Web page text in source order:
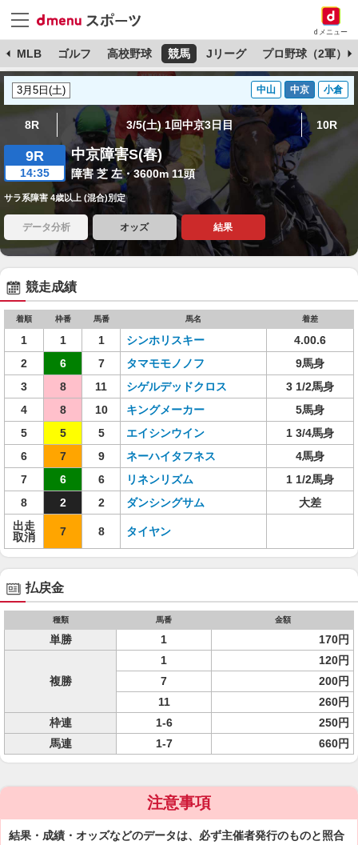
dメニュー
MLB ゴルフ 高校野球 競馬 Jリーグ プロ野球（2軍）
中山 中京 小倉
8R 3/5(土) 1回中京3日目 10R
9R
14:35
中京障害S(春)
障害 芝 左・3600m 11頭
サラ系障害 4歳以上 (混合)別定
データ分析 オッズ 結果
競走成績
着順 枠番 馬番 馬名 着差
1 1 1 シンホリスキー
4.00.6
2
6 7 タマモモノノフ
9馬身
3
8 11 シゲルデッドクロス
3 1/2馬身
4
8 10 キングメーカー
5馬身
5
5 5 エイシンウイン
1 3/4馬身
6
7 9 ネーハイタフネス
4馬身
7
6 6 リネンリズム
1 1/2馬身
8
2 2 ダンシングサム
大差
出走
取消
7 8 タイヤン
払戻金
種類 馬番 金額
単勝 1 170円
複勝
1
120円
7
200円
11
260円
枠連
1-6
250円
馬連
1-7 660円
注意事項
結果・成績・オッズなどのデータは、必ず主催者発行のものと照合